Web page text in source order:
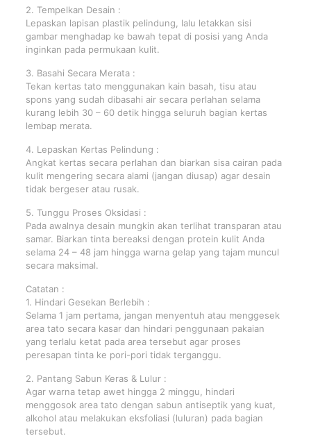
2. Tempelkan Desain :
Lepaskan lapisan plastik pelindung, lalu letakkan sisi
gambar menghadap ke bawah tepat di posisi yang Anda
inginkan pada permukaan kulit.
3. Basahi Secara Merata :
Tekan kertas tato menggunakan kain basah, tisu atau
spons yang sudah dibasahi air secara perlahan selama
kurang lebih 30 – 60 detik hingga seluruh bagian kertas
lembap merata.
4. Lepaskan Kertas Pelindung :
Angkat kertas secara perlahan dan biarkan sisa cairan pada
kulit mengering secara alami (jangan diusap) agar desain
tidak bergeser atau rusak.
5. Tunggu Proses Oksidasi :
Pada awalnya desain mungkin akan terlihat transparan atau
samar. Biarkan tinta bereaksi dengan protein kulit Anda
selama 24 – 48 jam hingga warna gelap yang tajam muncul
secara maksimal.
Catatan :
1. Hindari Gesekan Berlebih :
Selama 1 jam pertama, jangan menyentuh atau menggesek
area tato secara kasar dan hindari penggunaan pakaian
yang terlalu ketat pada area tersebut agar proses
peresapan tinta ke pori-pori tidak terganggu.
2. Pantang Sabun Keras & Lulur :
Agar warna tetap awet hingga 2 minggu, hindari
menggosok area tato dengan sabun antiseptik yang kuat,
alkohol atau melakukan eksfoliasi (luluran) pada bagian
tersebut.